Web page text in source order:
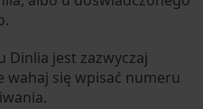
Dinlia jest zazwyczaj
wahaj się wpisać numeru